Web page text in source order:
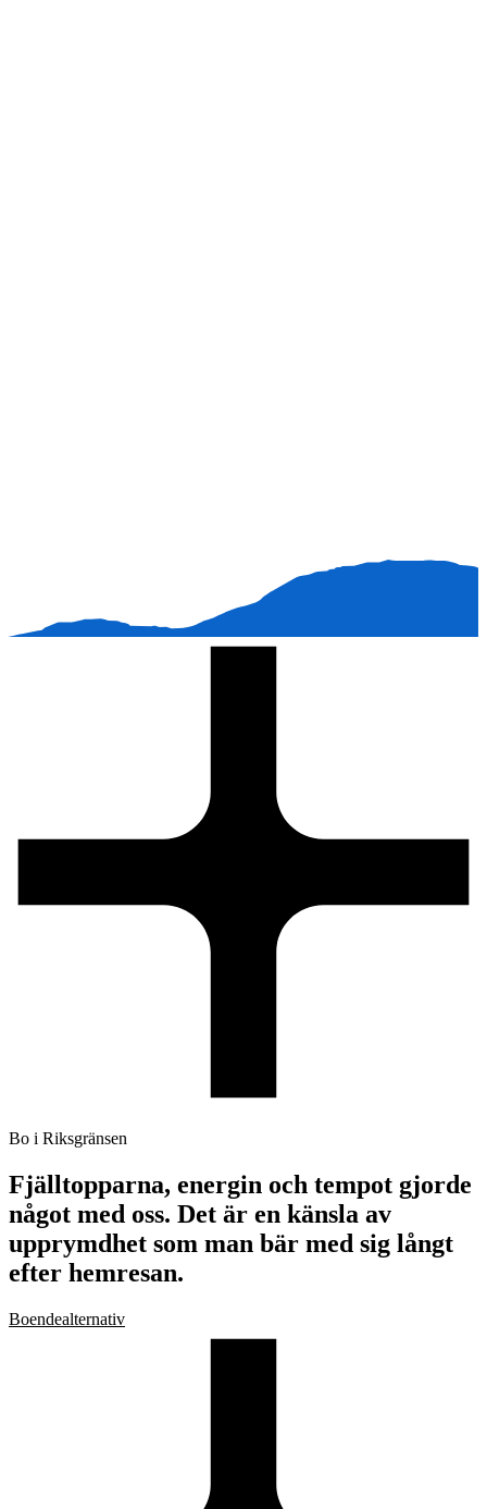
Bo i Riksgränsen
Fjälltopparna, energin och tempot gjorde
något med oss. Det är en känsla av
upprymdhet som man bär med sig långt
efter hemresan.
Boendealternativ